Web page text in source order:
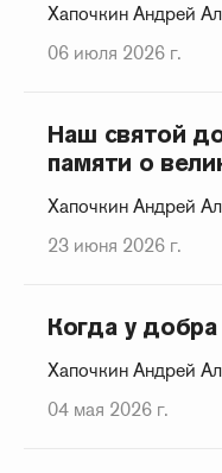
Хапочкин Андрей
06 июля 2026 г.
Наш святой
памяти о
Хапочкин Андрей
23 июня 2026 г.
Когда у добра
Хапочкин Андрей
04 мая 2026 г.